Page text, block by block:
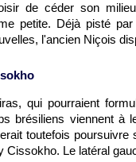
de céder son
petite. Déjà pisté
l'ancien Niçois
qui pourraient
brésiliens viennent à
toutefois
Cissokho. Le latéral